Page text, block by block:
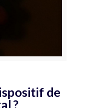
de
?